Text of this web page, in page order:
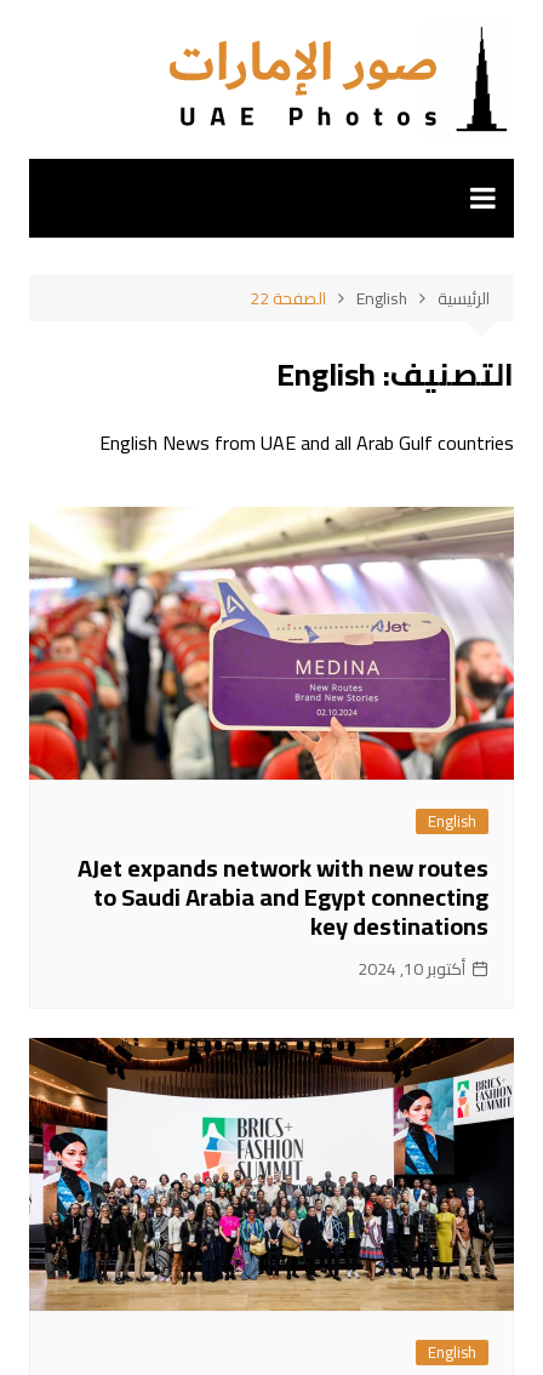
المحتوى
الرئيسية English الصفحة 22
التصنيف:English
English News from UAE and all Arab Gulf countries
English
AJet expands network with new routes
to Saudi Arabia and Egypt connecting
key destinations
أكتوبر 10, 2024
English